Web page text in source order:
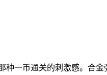
一币通关的刺激感。合